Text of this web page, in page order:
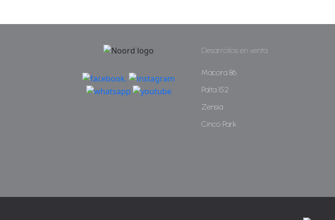
Desarrollos en venta
Macora 86
Palta 152
Zensia
Cinco Park